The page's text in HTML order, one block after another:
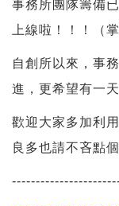
事務所團隊籌備
上線啦！！！（
自創所以來，事
進，更希望有一
歡迎大家多加利
良多也請不吝點個